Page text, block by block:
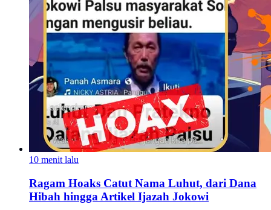
10 menit lalu
Ragam Hoaks Catut Nama Luhut, dari Dana
Hibah hingga Artikel Ijazah Jokowi